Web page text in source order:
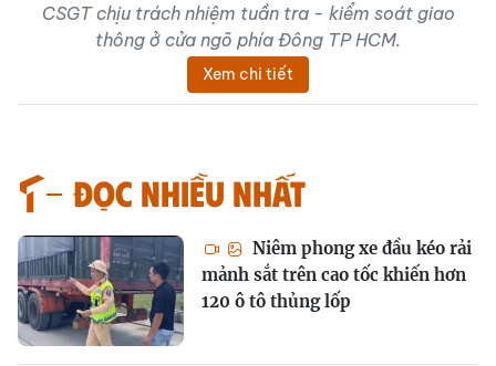
CSGT chịu trách nhiệm tuần tra - kiểm soát giao
thông ở cửa ngõ phía Đông TP HCM.
Xem chi tiết
Đọc nhiều nhất
Niêm phong xe đầu kéo rải
mảnh sắt trên cao tốc khiến hơn
120 ô tô thủng lốp